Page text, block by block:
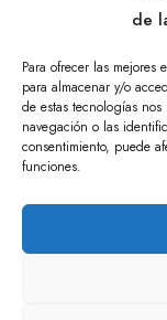
de
Para ofrecer las mejores
para almacenar y/o
de estas tecnologías
navegación o las
consentimiento, puede
funciones.